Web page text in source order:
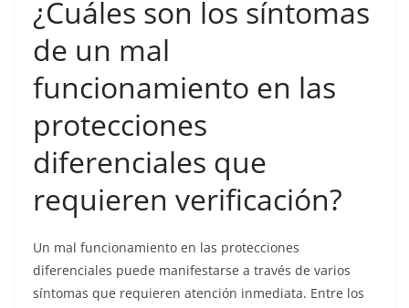
¿Cuáles son los síntomas
de un mal
funcionamiento en las
protecciones
diferenciales que
requieren verificación?
Un mal funcionamiento en las protecciones
diferenciales puede manifestarse a través de varios
síntomas que requieren atención inmediata. Entre los